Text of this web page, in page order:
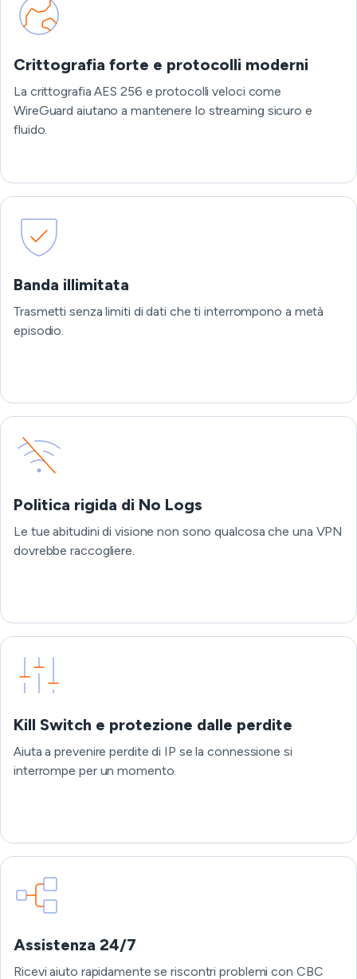
Crittografia forte e protocolli moderni
La crittografia AES 256 e protocolli veloci come
WireGuard aiutano a mantenere lo streaming sicuro e
fluido.
Banda illimitata
Trasmetti senza limiti di dati che ti interrompono a metà
episodio.
Politica rigida di No Logs
Le tue abitudini di visione non sono qualcosa che una VPN
dovrebbe raccogliere.
Kill Switch e protezione dalle perdite
Aiuta a prevenire perdite di IP se la connessione si
interrompe per un momento.
Assistenza 24/7
Ricevi aiuto rapidamente se riscontri problemi con CBC